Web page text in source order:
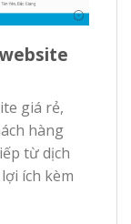
giá rẻ,
hàng
từ dịch
ích kèm